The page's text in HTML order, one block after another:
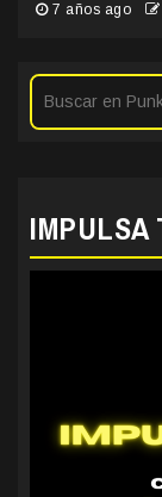
7 años ago
IMPULSA